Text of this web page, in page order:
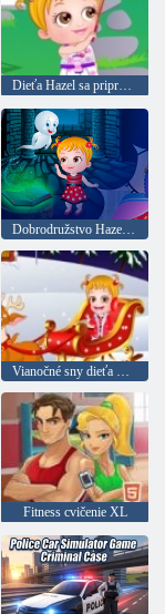
Dieťa Hazel sa pripravuje na party na záhrade
Dobrodružstvo Hazel na majáku
Vianočné sny dieťa Hazel
Fitness cvičenie XL